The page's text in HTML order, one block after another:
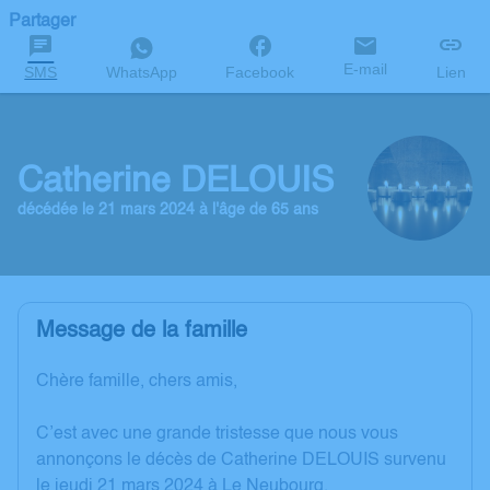
Partager
SMS WhatsApp Facebook E-mail Lien
Catherine DELOUIS
décédée le 21 mars 2024 à l'âge de 65 ans
Message de la famille
Chère famille, chers amis,
C’est avec une grande tristesse que nous vous
annonçons le décès de Catherine DELOUIS survenu